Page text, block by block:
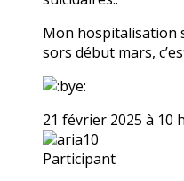
Mon hospitalisation
sors début mars,
21 février 2025 à 10
aria10
Participant